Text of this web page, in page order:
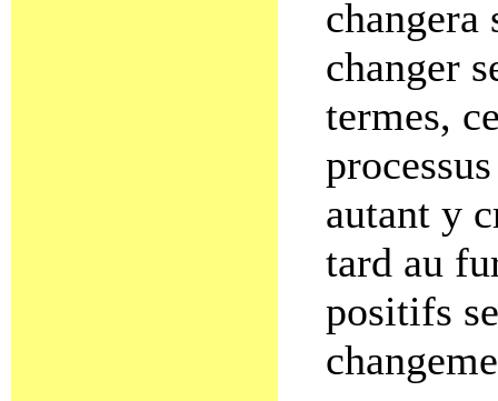
changera
changer
termes,
autant y
tard au
positifs